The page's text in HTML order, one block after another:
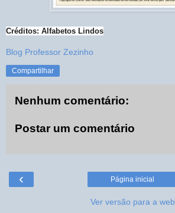
Créditos: Alfabetos Lindos
Blog Professor Zezinho
Compartilhar
Nenhum comentário:
Postar um comentário
‹ Página inicial
Ver versão para a web